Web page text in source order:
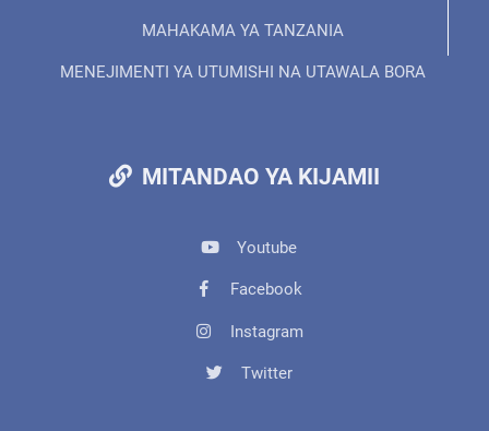
MAHAKAMA YA TANZANIA
MENEJIMENTI YA UTUMISHI NA UTAWALA BORA
MITANDAO YA KIJAMII
Youtube
Facebook
Instagram
Twitter